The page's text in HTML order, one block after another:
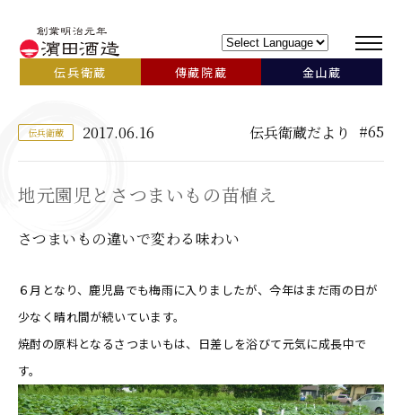
伝兵衛蔵 傳藏院蔵 金山蔵
伝兵衛蔵 2017.06.16 伝兵衛蔵だより #65
地元園児とさつまいもの苗植え
さつまいもの違いで変わる味わい
６月となり、鹿児島でも梅雨に入りましたが、今年はまだ雨の日が
少なく晴れ間が続いています。
焼酎の原料となるさつまいもは、日差しを浴びて元気に成長中で
す。